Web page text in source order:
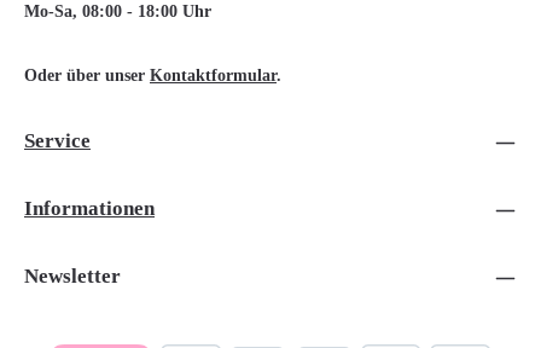
Mo-Sa, 08:00 - 18:00 Uhr
Oder über unser Kontaktformular.
Service
Informationen
Newsletter